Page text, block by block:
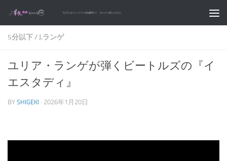
コンテンツへスキップ
5分以下/ J.ランゲ
ユリア・ランゲが弾くビートルズの『イ
エスタディ』
BY SHIGEKI · 2026年1月20日